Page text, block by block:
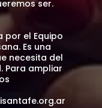
ser.
por el Equipo
Es una
necesita del
Para ampliar